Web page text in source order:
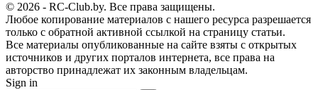
© 2026 - RC-Club.by. Все права защищены.
Любое копирование материалов с нашего ресурса разрешается
только с обратной активной ссылкой на страницу статьи.
Все материалы опубликованные на сайте взяты с открытых
источников и других порталов интернета, все права на
авторство принадлежат их законным владельцам.
Sign in